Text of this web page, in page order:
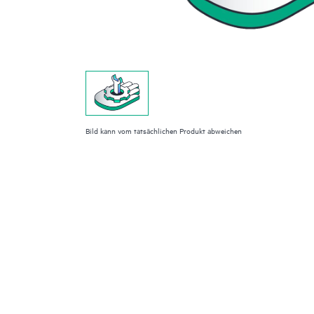
Bild kann vom tatsächlichen Produkt abweichen